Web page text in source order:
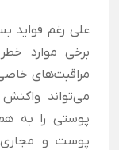
علی رغم فواید
برخی موارد
مراقبت‌های
می‌تواند
پوستی را به
پوست و مجاری